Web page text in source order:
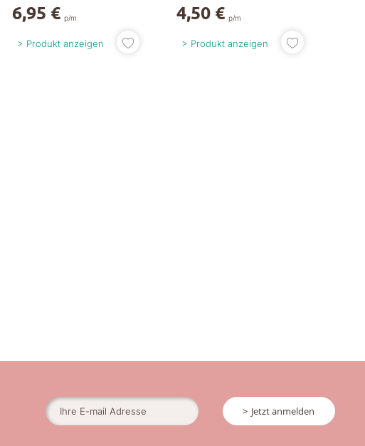
6,95 € p/m
Produkt anzeigen
4,50 € p/m
Produkt anzeigen
Jetzt anmelden